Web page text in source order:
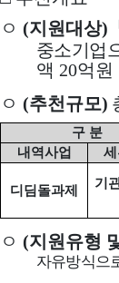
ㅇ (지원대상) 「
중소기업
액 20억원
ㅇ (추천규모)
구 분
내역사업 세
디딤돌과제
기
ㅇ (지원유형
자유방식으